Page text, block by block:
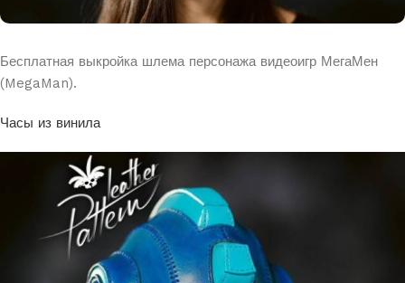
Бесплатная выкройка шлема персонажа видеоигр МегаМен
(MegaMan).
Часы из винила